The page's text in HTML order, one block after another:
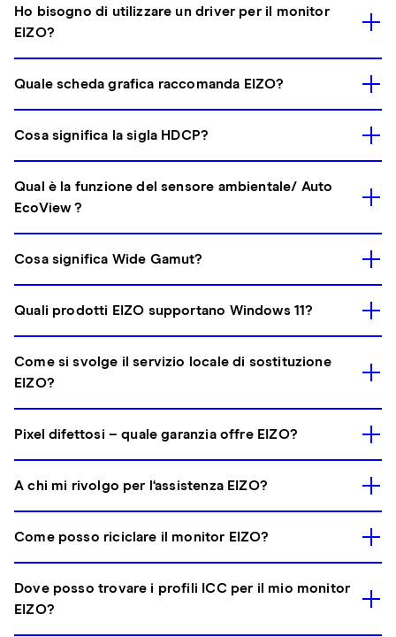
Ho bisogno di utilizzare un driver per il monitor
EIZO?
Quale scheda grafica raccomanda EIZO?
Cosa significa la sigla HDCP?
Qual è la funzione del sensore ambientale/ Auto
EcoView ?
Cosa significa Wide Gamut?
Quali prodotti EIZO supportano Windows 11?
Come si svolge il servizio locale di sostituzione
EIZO?
Pixel difettosi – quale garanzia offre EIZO?
A chi mi rivolgo per l‘assistenza EIZO?
Come posso riciclare il monitor EIZO?
Dove posso trovare i profili ICC per il mio monitor
EIZO?